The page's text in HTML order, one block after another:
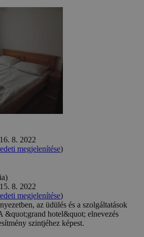
8. 2022
megjelenítése)
8. 2022
megjelenítése)
az üdülés és a szolgáltatások
&quot;grand hotel&quot; elnevezés
szintjéhez képest.